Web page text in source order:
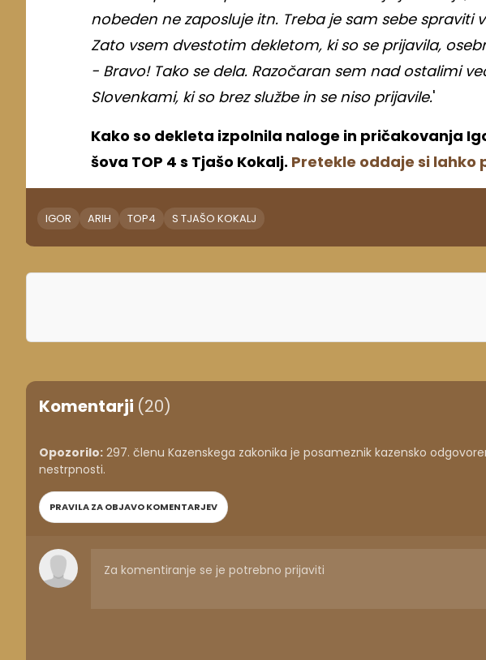
nobeden ne zaposluje itn. Treba je sam sebe spraviti
Zato vsem dvestotim dekletom, ki so se prijavila,
- Bravo! Tako se dela. Razočaran sem nad ostalimi
Slovenkami, ki so brez službe in se niso prijavile.'
Kako so dekleta izpolnila naloge in pričakovanja
šova TOP 4 s Tjašo Kokalj. Pretekle oddaje si lahko
IGOR ARIH TOP4 S TJAŠO KOKALJ
Komentarji (20)
Opozorilo: 297. členu Kazenskega zakonika je posameznik kazensko
nestrpnosti.
PRAVILA ZA OBJAVO KOMENTARJEV